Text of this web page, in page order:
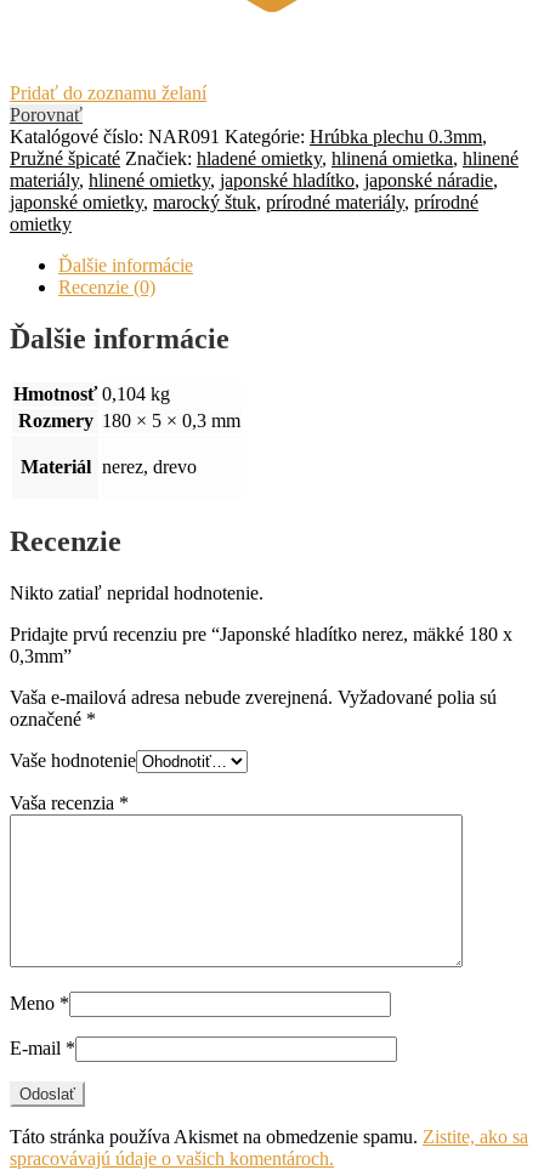
Pridať do zoznamu želaní
Porovnať
Katalógové číslo: NAR091 Kategórie: Hrúbka plechu 0.3mm,
Pružné špicaté Značiek: hladené omietky, hlinená omietka, hlinené
materiály, hlinené omietky, japonské hladítko, japonské náradie,
japonské omietky, marocký štuk, prírodné materiály, prírodné
omietky
Ďalšie informácie
Recenzie (0)
Ďalšie informácie
Hmotnosť 0,104 kg
Rozmery 180 × 5 × 0,3 mm
Materiál nerez, drevo
Recenzie
Nikto zatiaľ nepridal hodnotenie.
Pridajte prvú recenziu pre “Japonské hladítko nerez, mäkké 180 x
0,3mm”
Vaša e-mailová adresa nebude zverejnená. Vyžadované polia sú
označené *
Vaše hodnotenie
Vaša recenzia *
Meno *
E-mail *
Táto stránka používa Akismet na obmedzenie spamu. Zistite, ako sa
spracovávajú údaje o vašich komentároch.